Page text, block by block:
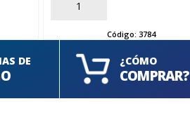
AÑADIR
Código:3784
DE ¿CÓMO
COMPRAR?